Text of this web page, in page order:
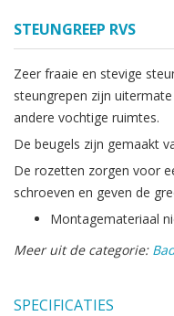
STEUNGREEP RVS
Zeer fraaie en stevige
steungrepen zijn
andere vochtige ruimtes.
De beugels zijn gemaakt
De rozetten zorgen voor
schroeven en geven de
Montagemateriaal
Meer uit de categorie:
SPECIFICATIES